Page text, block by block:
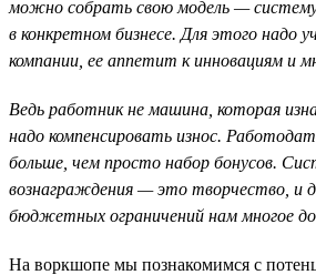
можно собрать свою модель —
в конкретном бизнесе. Для этого надо
компании, ее аппетит к инновациям и
Ведь работник не машина, которая
надо компенсировать износ.
больше, чем просто набор бонусов.
вознаграждения — это творчество, и
бюджетных ограничений нам многое
На воркшопе мы познакомимся с